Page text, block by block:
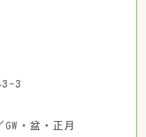
3
・盆・正月